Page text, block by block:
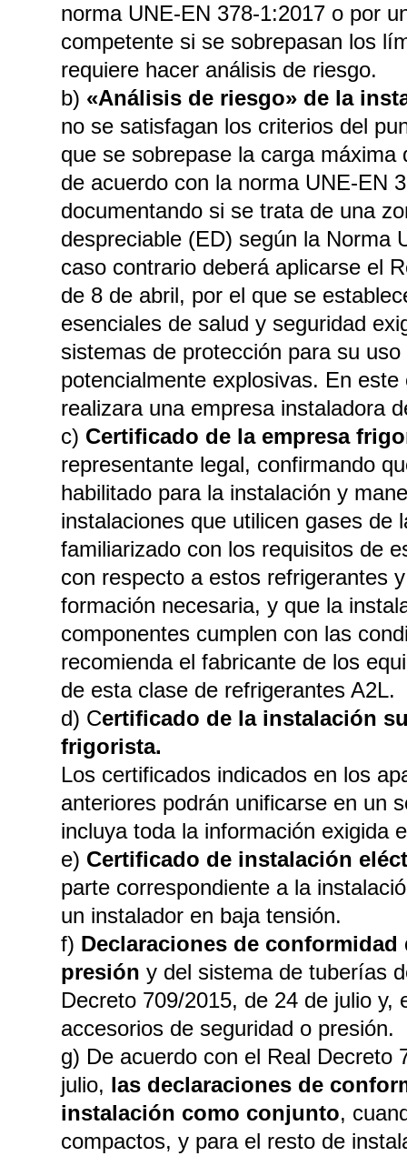
norma UNE-EN 378-1:2017 o por
competente si se sobrepasan los
requiere hacer análisis de riesgo.
b) «Análisis de riesgo» de la
no se satisfagan los criterios del
que se sobrepase la carga máxima
de acuerdo con la norma UNE-EN
documentando si se trata de una
despreciable (ED) según la Norma
caso contrario deberá aplicarse el
de 8 de abril, por el que se
esenciales de salud y seguridad
sistemas de protección para su
potencialmente explosivas. En
realizara una empresa instaladora
c) Certificado de la empresa
representante legal, confirmando
habilitado para la instalación y
instalaciones que utilicen gases de
familiarizado con los requisitos de
con respecto a estos refrigerantes
formación necesaria, y que la
componentes cumplen con las
recomienda el fabricante de los
de esta clase de refrigerantes A2L.
d) Certificado de la instalación
frigorista.
Los certificados indicados en los
anteriores podrán unificarse en un
incluya toda la información exigida
e) Certificado de instalación
parte correspondiente a la
un instalador en baja tensión.
f) Declaraciones de
presión y del sistema de tuberías
Decreto 709/2015, de 24 de julio y,
accesorios de seguridad o presión.
g) De acuerdo con el Real Decreto
julio, las declaraciones de
instalación como conjunto,
compactos, y para el resto de